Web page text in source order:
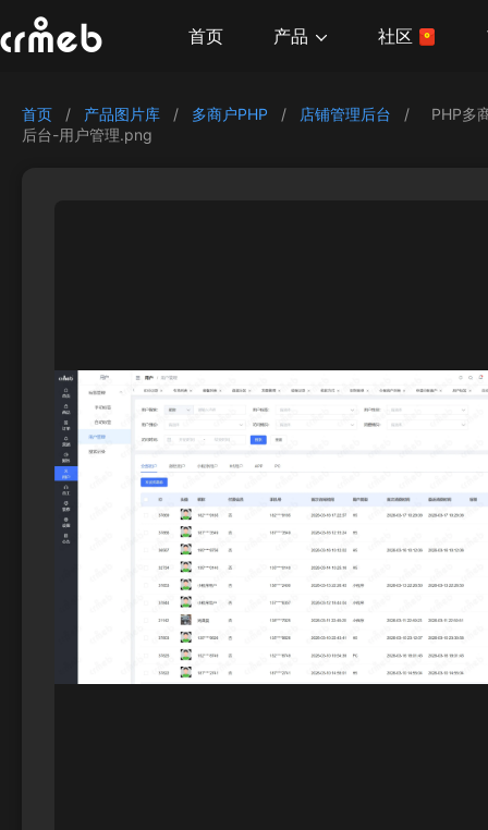
首页 产品 社区
首页 / 产品图片库 / 多商户PHP / 店铺管理后台 /
PHP多
后台-用户管理.png